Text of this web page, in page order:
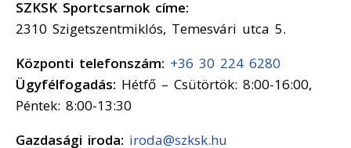
SZKSK Sportcsarnok címe:
2310 Szigetszentmiklós, Temesvári utca 5.
Központi telefonszám: +36 30 224 6280
Ügyfélfogadás: Hétfő – Csütörtök: 8:00-16:00,
Péntek: 8:00-13:30
Gazdasági iroda: iroda@szksk.hu